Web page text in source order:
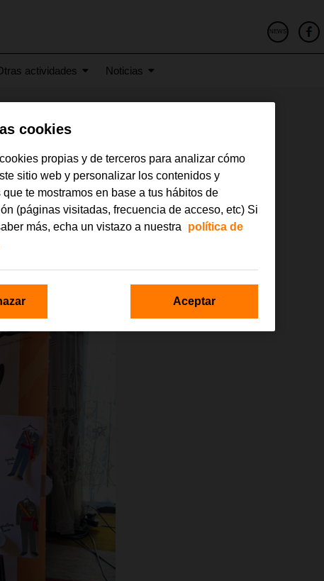
NEWS
actividades Noticias
cookies
propias y de terceros para analizar cómo
sitio web y personalizar los contenidos y
te mostramos en base a tus hábitos de
(páginas visitadas, frecuencia de acceso, etc) Si
más, echa un vistazo a nuestra
política de
Aceptar